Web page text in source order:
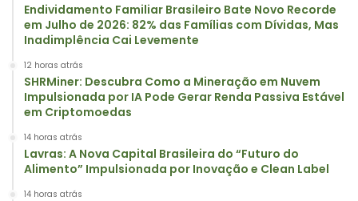
Endividamento Familiar Brasileiro Bate Novo Recorde
em Julho de 2026: 82% das Famílias com Dívidas, Mas
Inadimplência Cai Levemente
12 horas atrás
SHRMiner: Descubra Como a Mineração em Nuvem
Impulsionada por IA Pode Gerar Renda Passiva Estável
em Criptomoedas
14 horas atrás
Lavras: A Nova Capital Brasileira do “Futuro do
Alimento” Impulsionada por Inovação e Clean Label
14 horas atrás